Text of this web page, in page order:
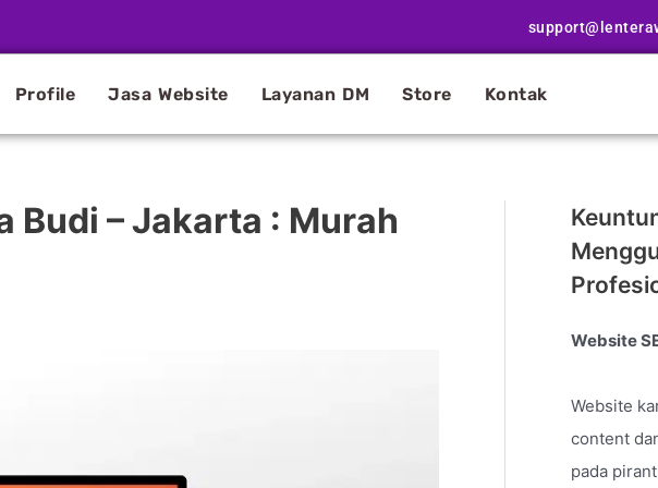
Profile Jasa Website Layanan DM Store Kontak
Budi – Jakarta : Murah
Website
Website
content
pada